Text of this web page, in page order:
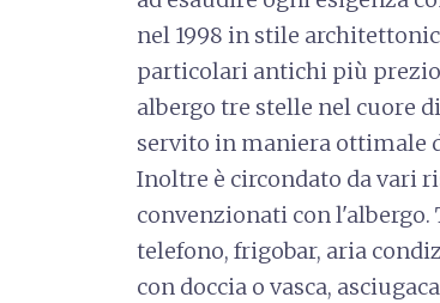
nel 1998 in stile
particolari antichi più
albergo tre stelle nel cuore
servito in maniera ottimale
Inoltre è circondato da vari
convenzionati con
telefono, frigobar, aria
con doccia o vasca,